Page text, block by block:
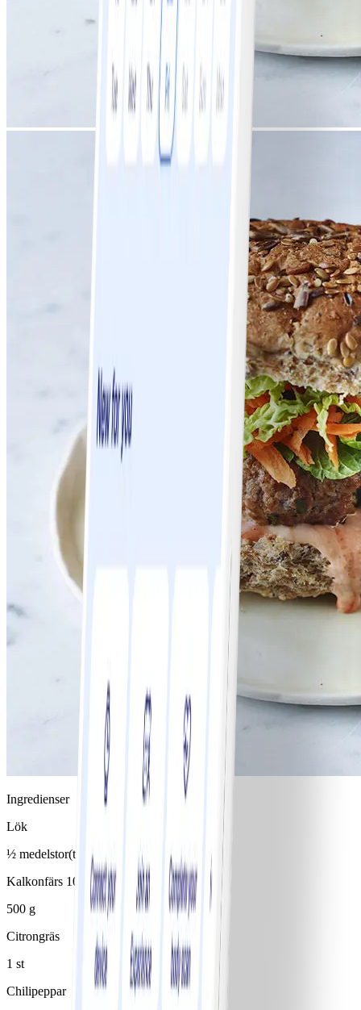
Ingredienser
Lök
½ medelstor(t)/medelstora
Kalkonfärs 10%
500 g
Citrongräs
1 st
Chilipeppar